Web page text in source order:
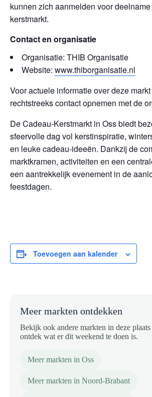
kunnen zich aanmelden voor
kerstmarkt.
Contact en organisatie
Organisatie: THIB Organisatie
Website: www.thiborganisatie.nl
Voor actuele informatie over deze
rechtstreeks contact opnemen met de
De Cadeau-Kerstmarkt in Oss biedt
sfeervolle dag vol kerstinspiratie,
en leuke cadeau-ideeën. Dankzij de
marktkramen, activiteiten en een
een aantrekkelijk evenement in de
feestdagen.
Toevoegen aan kalender
Meer markten ontdekken
Bekijk ook andere markten in deze
ontdek wat er dit weekend te doen is.
Meer markten in Oss
Meer markten in Noord-Brabant